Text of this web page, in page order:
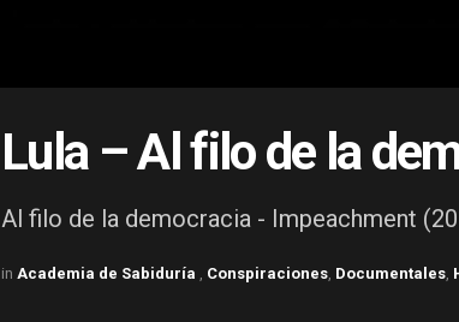
Lula – Al filo de la
Al filo de la democracia - Impeachment
in Academia de Sabiduría , Conspiraciones, Documentales,